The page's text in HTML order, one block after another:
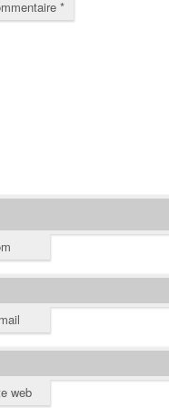
*
web